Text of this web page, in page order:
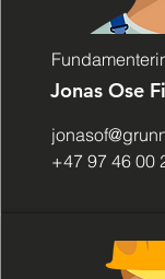
Jonas Ose
+47 97 46 00